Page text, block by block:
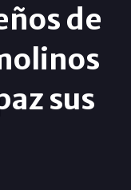
de
sus